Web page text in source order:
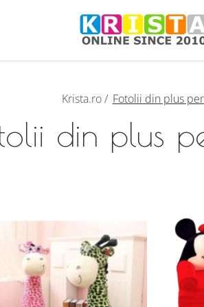
Krista.ro / Fotolii din plus
din plus